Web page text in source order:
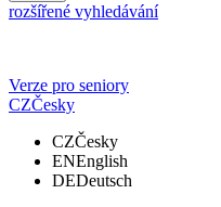
rozšířené vyhledávání
Verze pro seniory
CZČesky
CZČesky
ENEnglish
DEDeutsch